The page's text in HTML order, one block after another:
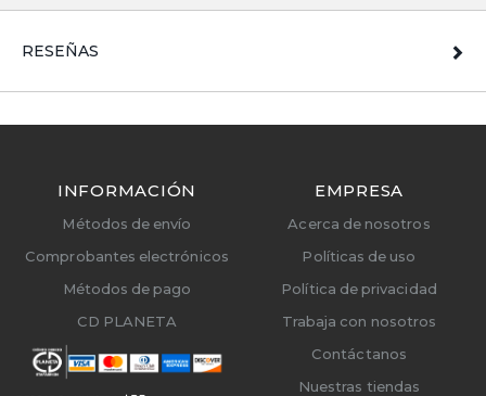
RESEÑAS
INFORMACIÓN
Métodos de envío
Comprobantes electrónicos
Métodos de pago
CD PLANETA
EMPRESA
Acerca de nosotros
Políticas de uso
Política de privacidad
Trabaja con nosotros
Contáctanos
Nuestras tiendas